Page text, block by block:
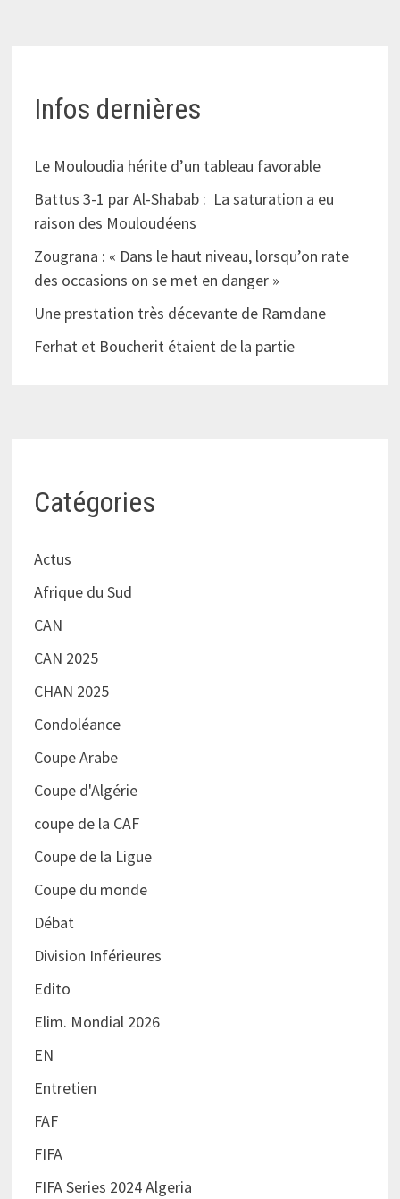
Infos dernières
Le Mouloudia hérite d’un tableau favorable
Battus 3-1 par Al-Shabab : La saturation a eu
raison des Mouloudéens
Zougrana : « Dans le haut niveau, lorsqu’on rate
des occasions on se met en danger »
Une prestation très décevante de Ramdane
Ferhat et Boucherit étaient de la partie
Catégories
Actus
Afrique du Sud
CAN
CAN 2025
CHAN 2025
Condoléance
Coupe Arabe
Coupe d'Algérie
coupe de la CAF
Coupe de la Ligue
Coupe du monde
Débat
Division Inférieures
Edito
Elim. Mondial 2026
EN
Entretien
FAF
FIFA
FIFA Series 2024 Algeria